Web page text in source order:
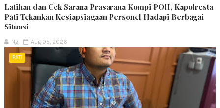
Latihan dan Cek Sarana Prasarana Kompi POH, Kapolresta
Pati Tekankan Kesiapsiagaan Personel Hadapi Berbagai
Situasi
Ng Aug 05, 2026
PATI